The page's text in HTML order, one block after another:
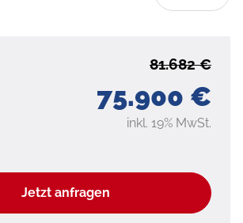
75.900 €
81.682 €
inkl. 19% MwSt.
Jetzt anfragen